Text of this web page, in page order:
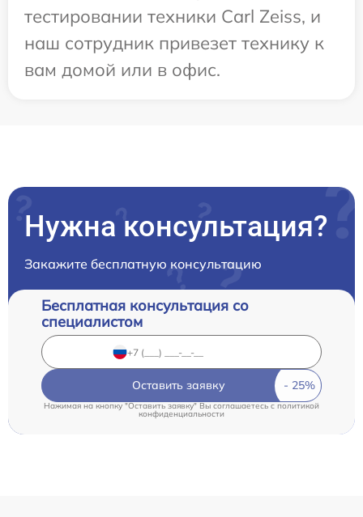
тестировании техники Carl Zeiss, и
наш сотрудник привезет технику к
вам домой или в офис.
Нужна консультация?
Закажите бесплатную консультацию
Бесплатная консультация со
специалистом
Оставить заявку
Нажимая на кнопку "Оставить заявку" Вы соглашаетесь c политикой
конфиденциальности